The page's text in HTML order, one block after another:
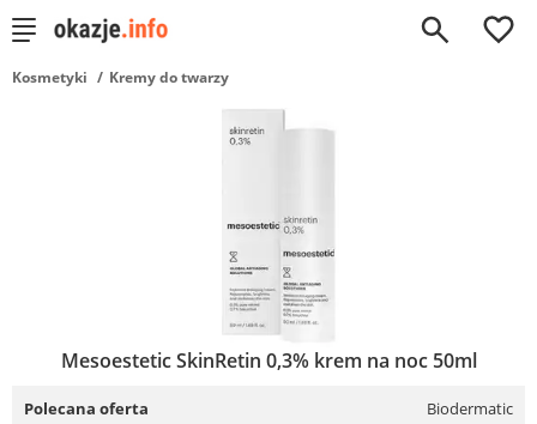
0
Kosmetyki Kremy do twarzy
Mesoestetic SkinRetin 0,3% krem na noc 50ml
Polecana oferta Biodermatic